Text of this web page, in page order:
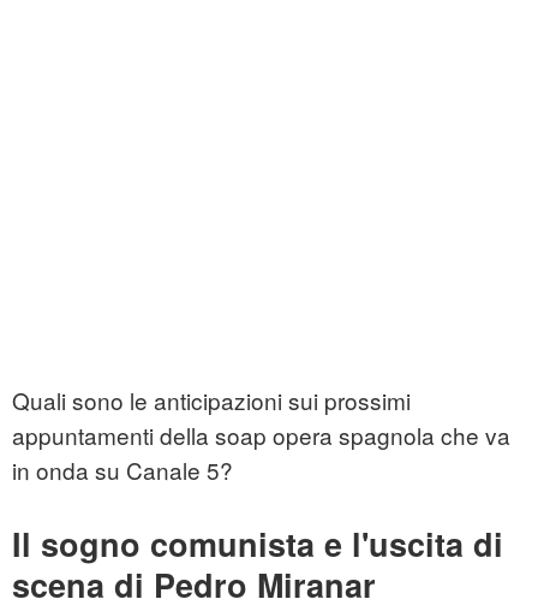
Quali sono le anticipazioni sui prossimi
appuntamenti della soap opera spagnola che va
in onda su Canale 5?
Il sogno comunista e l'uscita di
scena di Pedro Miranar